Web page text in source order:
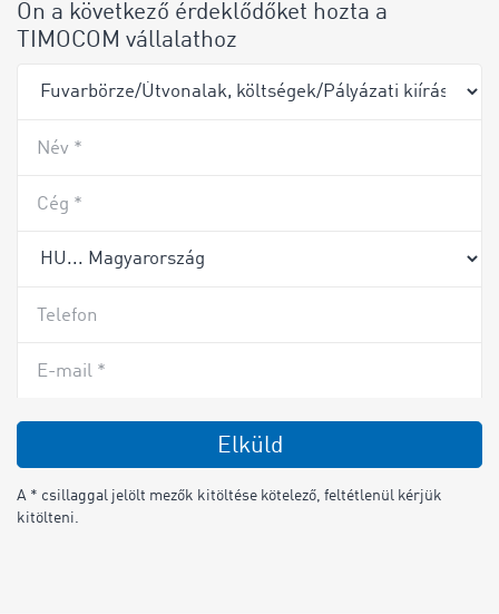
Ön a következő érdeklődőket hozta a
TIMOCOM vállalathoz
Név *
Cég *
Telefon
E-mail *
Elküld
A * csillaggal jelölt mezők kitöltése kötelező, feltétlenül kérjük
kitölteni.